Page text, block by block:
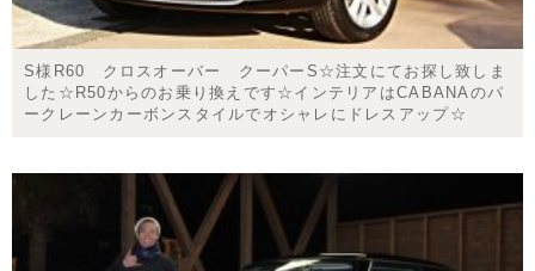
S様R60 クロスオーバー クーパーS☆注文にてお探し致しま
した☆R50からのお乗り換えです☆インテリアはCABANAのパ
ークレーンカーボンスタイルでオシャレにドレスアップ☆